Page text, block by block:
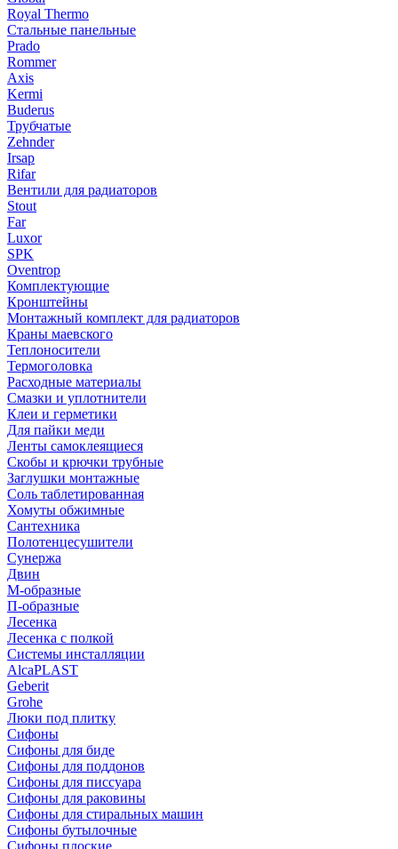
Royal Thermo
Стальные панельные
Prado
Rommer
Axis
Kermi
Buderus
Трубчатые
Zehnder
Irsap
Rifar
Вентили для радиаторов
Stout
Far
Luxor
SPK
Oventrop
Комплектующие
Кронштейны
Монтажный комплект для радиаторов
Краны маевского
Теплоносители
Термоголовка
Расходные материалы
Смазки и уплотнители
Клеи и герметики
Для пайки меди
Ленты самоклеящиеся
Скобы и крючки трубные
Заглушки монтажные
Соль таблетированная
Хомуты обжимные
Сантехника
Полотенцесушители
Сунержа
Двин
М-образные
П-образные
Лесенка
Лесенка с полкой
Системы инсталляции
AlcaPLAST
Geberit
Grohe
Люки под плитку
Сифоны
Сифoны для биде
Сифoны для поддонов
Сифoны для писсуара
Сифоны для раковины
Сифоны для стиральных машин
Сифоны бутылочные
Сифоны плоские